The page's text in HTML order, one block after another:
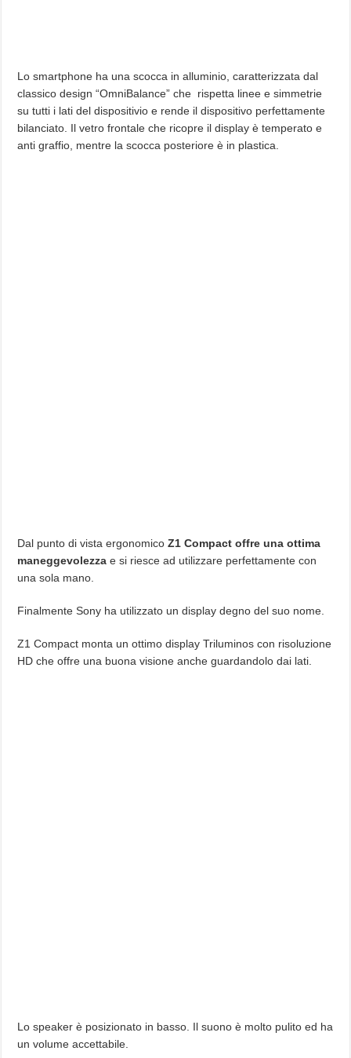
Lo smartphone ha una scocca in alluminio, caratterizzata dal
classico design “OmniBalance” che rispetta linee e simmetrie
su tutti i lati del dispositivio e rende il dispositivo perfettamente
bilanciato. Il vetro frontale che ricopre il display è temperato e
anti graffio, mentre la scocca posteriore è in plastica.
Dal punto di vista ergonomicoZ1 Compact offre una ottima
maneggevolezza e si riesce ad utilizzare perfettamente con
una sola mano.
Finalmente Sony ha utilizzato un display degno del suo nome.
Z1 Compact monta un ottimo display Triluminos con risoluzione
HD che offre una buona visione anche guardandolo dai lati.
Lo speaker è posizionato in basso. Il suono è molto pulito ed ha
un volume accettabile.